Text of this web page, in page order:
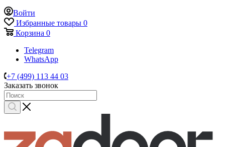
Войти
Избранные товары 0
Корзина 0
Telegram
WhatsApp
+7 (499) 113 44 03
Заказать звонок